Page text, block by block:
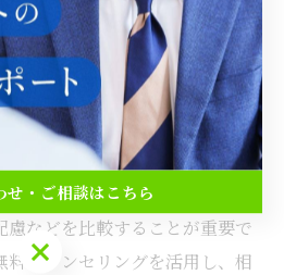
評判や口コミが良い相談先を選
ートを受けやすくなります。岐
満足度の高いカウンセリング施
が複数存在し、女性や子ども専
無や相談実績、予約のしやす
慮などを比較することが重要で
料カウンセリングを活用し、相
せ・ご相談はこちら
せ・ご相談はこちら